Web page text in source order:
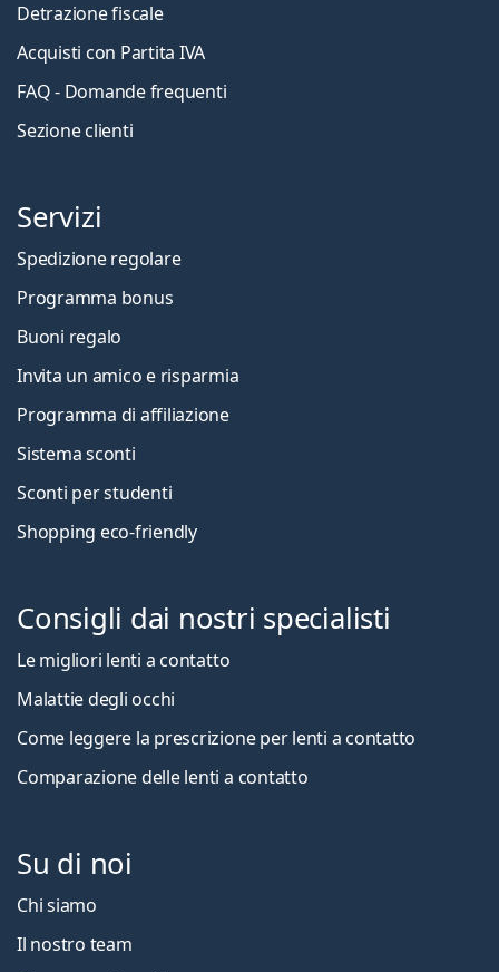
Detrazione fiscale
Acquisti con Partita IVA
FAQ - Domande frequenti
Sezione clienti
Servizi
Spedizione regolare
Programma bonus
Buoni regalo
Invita un amico e risparmia
Programma di affiliazione
Sistema sconti
Sconti per studenti
Shopping eco-friendly
Consigli dai nostri specialisti
Le migliori lenti a contatto
Malattie degli occhi
Come leggere la prescrizione per lenti a contatto
Comparazione delle lenti a contatto
Su di noi
Chi siamo
Il nostro team